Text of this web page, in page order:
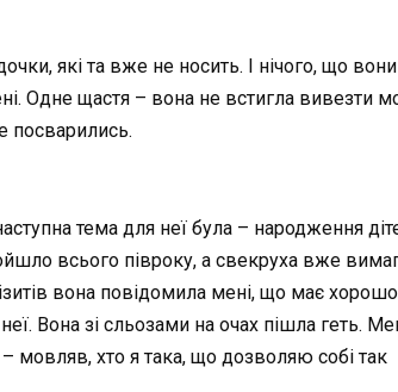
які та вже не носить. І нічого, що
Одне щастя – вона не встигла вивезти
посварились.
тема для неї була – народження
всього півроку, а свекруха вже
вона повідомила мені, що має
Вона зі сльозами на очах пішла геть.
мовляв, хто я така, що дозволяю собі так